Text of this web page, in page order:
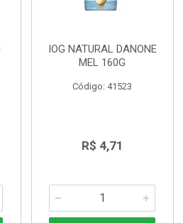
IOG NATURAL DANONE
MEL 160G
Código: 41523
R$ 4,71